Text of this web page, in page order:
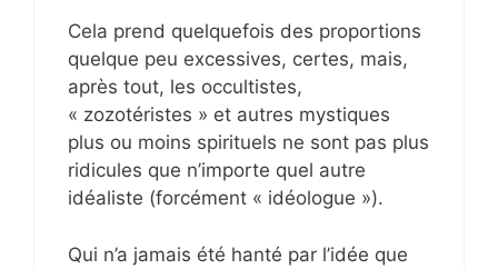
Cela prend quelquefois des proportions
quelque peu excessives, certes, mais,
après tout, les occultistes,
« zozotéristes » et autres mystiques
plus ou moins spirituels ne sont pas plus
ridicules que n’importe quel autre
idéaliste (forcément « idéologue »).
Qui n’a jamais été hanté par l’idée que